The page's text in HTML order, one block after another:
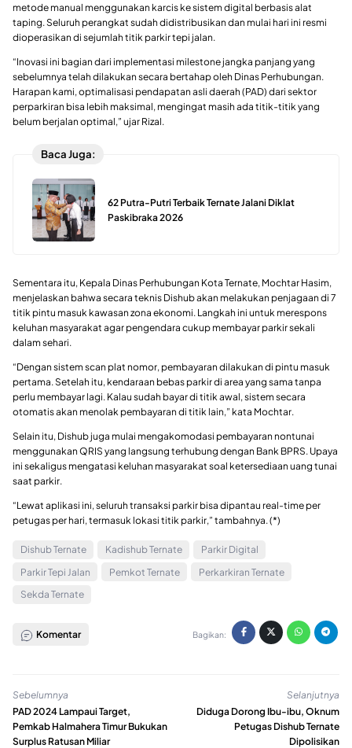
metode manual menggunakan karcis ke sistem digital berbasis alat
taping. Seluruh perangkat sudah didistribusikan dan mulai hari ini resmi
dioperasikan di sejumlah titik parkir tepi jalan.
“Inovasi ini bagian dari implementasi milestone jangka panjang yang
sebelumnya telah dilakukan secara bertahap oleh Dinas Perhubungan.
Harapan kami, optimalisasi pendapatan asli daerah (PAD) dari sektor
perparkiran bisa lebih maksimal, mengingat masih ada titik-titik yang
belum berjalan optimal,” ujar Rizal.
Baca Juga:
62 Putra-Putri Terbaik Ternate Jalani Diklat
Paskibraka 2026
Sementara itu, Kepala Dinas Perhubungan Kota Ternate, Mochtar Hasim,
menjelaskan bahwa secara teknis Dishub akan melakukan penjagaan di 7
titik pintu masuk kawasan zona ekonomi. Langkah ini untuk merespons
keluhan masyarakat agar pengendara cukup membayar parkir sekali
dalam sehari.
“Dengan sistem scan plat nomor, pembayaran dilakukan di pintu masuk
pertama. Setelah itu, kendaraan bebas parkir di area yang sama tanpa
perlu membayar lagi. Kalau sudah bayar di titik awal, sistem secara
otomatis akan menolak pembayaran di titik lain,” kata Mochtar.
Selain itu, Dishub juga mulai mengakomodasi pembayaran nontunai
menggunakan QRIS yang langsung terhubung dengan Bank BPRS. Upaya
ini sekaligus mengatasi keluhan masyarakat soal ketersediaan uang tunai
saat parkir.
“Lewat aplikasi ini, seluruh transaksi parkir bisa dipantau real-time per
petugas per hari, termasuk lokasi titik parkir,” tambahnya. (*)
Dishub Ternate Kadishub Ternate
Parkir Digital
Parkir Tepi Jalan
Pemkot Ternate
Perkarkiran Ternate
Sekda Ternate
Komentar Bagikan:
Sebelumnya
PAD 2024 Lampaui Target,
Pemkab Halmahera Timur Bukukan
Surplus Ratusan Miliar
Selanjutnya
Diduga Dorong Ibu-ibu, Oknum
Petugas Dishub Ternate
Dipolisikan